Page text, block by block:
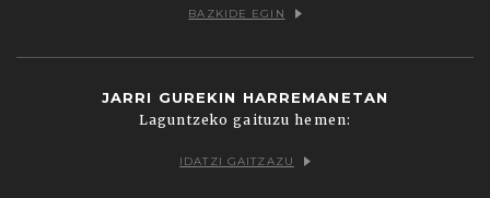
BAZKIDE EGIN
JARRI GUREKIN HARREMANETAN
Laguntzeko gaituzu hemen:
IDATZI GAITZAZU